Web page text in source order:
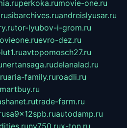
perkoka.rumovie-one.ru
sibarchives.ruandreislyusar.ru
tor-lyubov-i-grom.ru
evro-dez.ru
avtopomosch27.ru
nertansaga.rudelanalad.ru
aria-family.ruroadli.ru
trade-farm.ru
autodamp.ru
nv750.rux-ton.ru